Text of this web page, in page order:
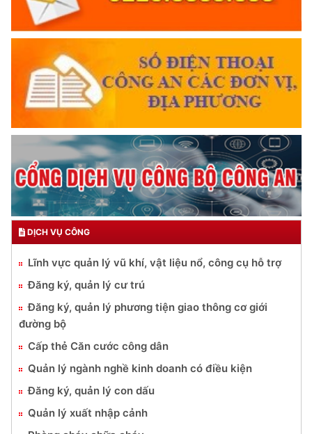
DỊCH VỤ CÔNG